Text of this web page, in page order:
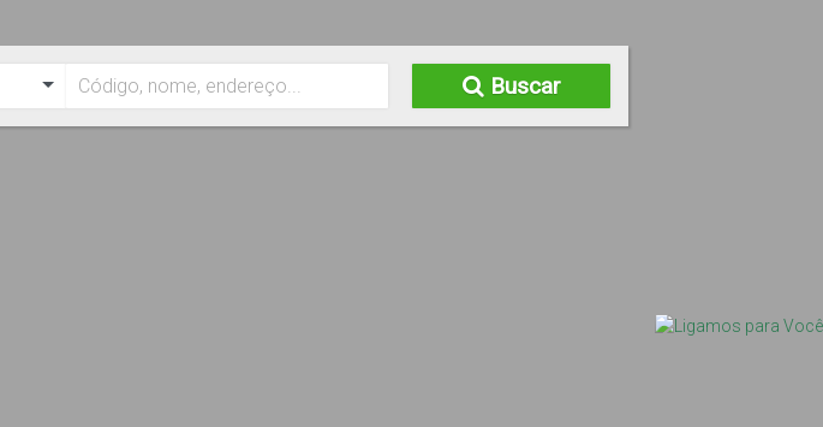
Buscar